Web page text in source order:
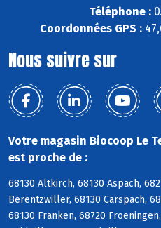
Téléphone :
Coordonnées GPS :
Nous suivre sur
Votre magasin Biocoop Le
est proche de :
68130 Altkirch, 68130 Aspach,
Berentzwiller, 68130 Carspach,
68130 Franken, 68720